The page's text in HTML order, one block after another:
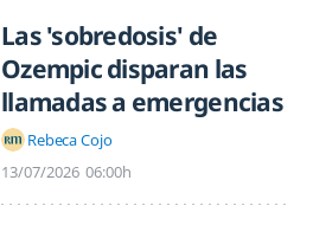
Las 'sobredosis' de
Ozempic disparan las
llamadas a emergencias
Rebeca Cojo
13/07/2026 06:00h